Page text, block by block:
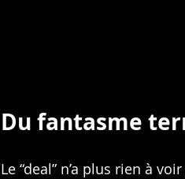
Du fantasme
Le “deal” n’a plus rien à